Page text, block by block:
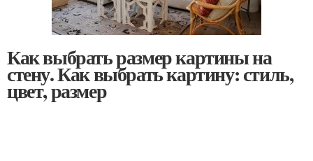
Как выбрать размер картины на
стену. Как выбрать картину: стиль,
цвет, размер